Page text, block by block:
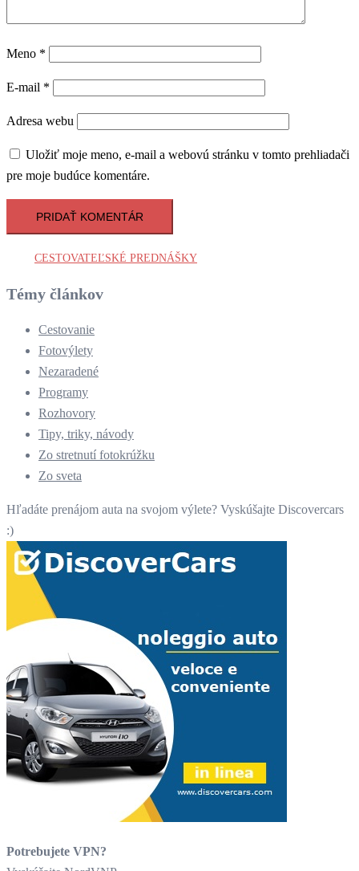
Meno *
E-mail *
Adresa webu
Uložiť moje meno, e-mail a webovú stránku v tomto prehliadači
pre moje budúce komentáre.
CESTOVATEĽSKÉ PREDNÁŠKY
Témy článkov
Cestovanie
Fotovýlety
Nezaradené
Programy
Rozhovory
Tipy, triky, návody
Zo stretnutí fotokrúžku
Zo sveta
Hľadáte prenájom auta na svojom výlete? Vyskúšajte Discovercars
:)
Potrebujete VPN?